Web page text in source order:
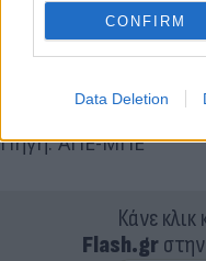
CONFIRM
Data Deletion
Πηγή: ΑΠΕ-ΜΠΕ
Κάνε κλικ
Flash.gr